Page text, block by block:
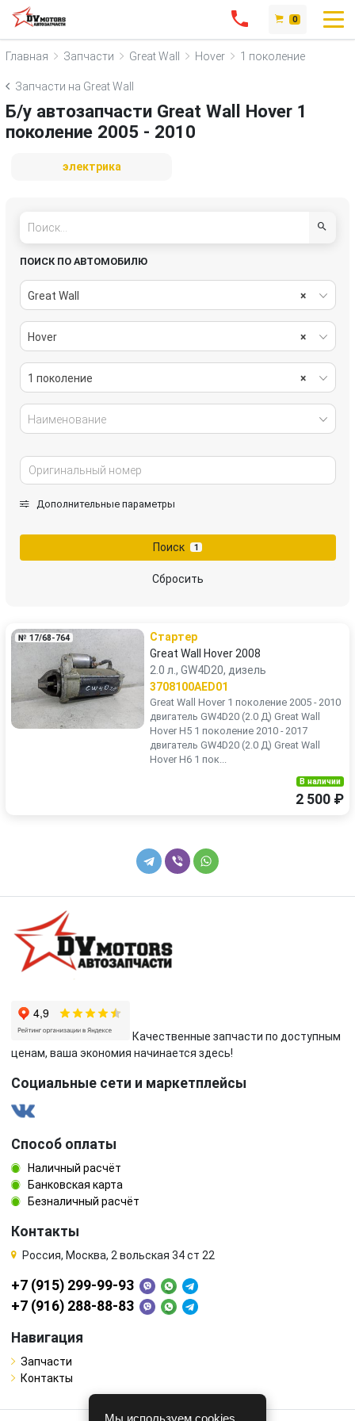
0
Главная Запчасти Great Wall Hover 1 поколение
Запчасти на Great Wall
Б/у автозапчасти Great Wall Hover 1
поколение 2005 - 2010
электрика
ПОИСК ПО АВТОМОБИЛЮ
×
Great Wall
×
Hover
×
1 поколение
Наименование
Дополнительные параметры
Поиск 1
Сбросить
№ 17/68-764
Стартер
Great Wall Hover 2008
2.0 л., GW4D20, дизель
3708100AED01
Great Wall Hover 1 поколение 2005 - 2010
двигатель GW4D20 (2.0 Д) Great Wall
Hover H5 1 поколение 2010 - 2017
двигатель GW4D20 (2.0 Д) Great Wall
Hover H6 1 пок...
В наличии
2 500 ₽
Качественные запчасти по доступным
ценам, ваша экономия начинается здесь!
Социальные сети и маркетплейсы
Способ оплаты
Наличный расчёт
Банковская карта
Безналичный расчёт
Контакты
Россия, Москва, 2 вольская 34 ст 22
+7 (915) 299-99-93
+7 (916) 288-88-83
Навигация
Запчасти
Контакты
Мы используем cookies